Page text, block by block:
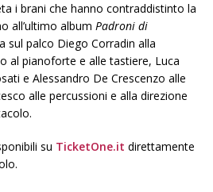
i brani che hanno contraddistinto la
all’ultimo album Padroni di
sul palco Diego Corradin alla
al pianoforte e alle tastiere, Luca
e Alessandro De Crescenzo alle
alle percussioni e alla direzione
su TicketOne.it direttamente